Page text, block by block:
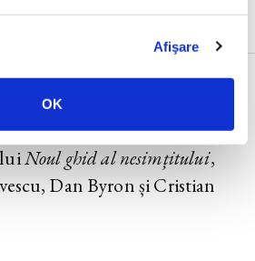
Afişare
OK
Noul ghid al nesimțitului,
Dan Byron și Cristian